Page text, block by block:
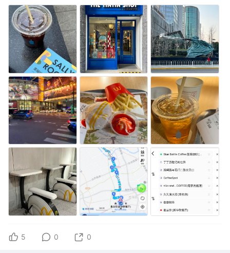
5 0 0